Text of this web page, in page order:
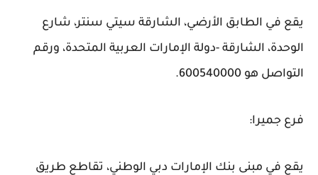
يقع في الطابق الأرضي، الشارقة سيتي سنتر، شارع
الوحدة، الشارقة -دولة الإمارات العربية المتحدة، ورقم
التواصل هو 600540000.
فرع جميرا:
يقع في مبنى بنك الإمارات دبي الوطني، تقاطع طريق